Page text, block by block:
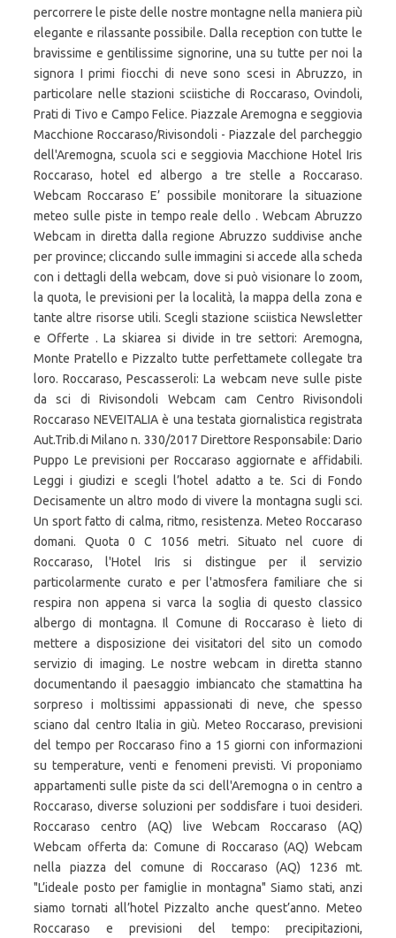
percorrere le piste delle nostre montagne nella maniera più
elegante e rilassante possibile. Dalla reception con tutte le
bravissime e gentilissime signorine, una su tutte per noi la
signora I primi fiocchi di neve sono scesi in Abruzzo, in
particolare nelle stazioni sciistiche di Roccaraso, Ovindoli,
Prati di Tivo e Campo Felice. Piazzale Aremogna e seggiovia
Macchione Roccaraso/Rivisondoli - Piazzale del parcheggio
dell'Aremogna, scuola sci e seggiovia Macchione Hotel Iris
Roccaraso, hotel ed albergo a tre stelle a Roccaraso.
Webcam Roccaraso E’ possibile monitorare la situazione
meteo sulle piste in tempo reale dello . Webcam Abruzzo
Webcam in diretta dalla regione Abruzzo suddivise anche
per province; cliccando sulle immagini si accede alla scheda
con i dettagli della webcam, dove si può visionare lo zoom,
la quota, le previsioni per la località, la mappa della zona e
tante altre risorse utili. Scegli stazione sciistica Newsletter
e Offerte . La skiarea si divide in tre settori: Aremogna,
Monte Pratello e Pizzalto tutte perfettamete collegate tra
loro. Roccaraso, Pescasseroli: La webcam neve sulle piste
da sci di Rivisondoli Webcam cam Centro Rivisondoli
Roccaraso NEVEITALIA è una testata giornalistica registrata
Aut.Trib.di Milano n. 330/2017 Direttore Responsabile: Dario
Puppo Le previsioni per Roccaraso aggiornate e affidabili.
Leggi i giudizi e scegli l’hotel adatto a te. Sci di Fondo
Decisamente un altro modo di vivere la montagna sugli sci.
Un sport fatto di calma, ritmo, resistenza. Meteo Roccaraso
domani. Quota 0 C 1056 metri. Situato nel cuore di
Roccaraso, l'Hotel Iris si distingue per il servizio
particolarmente curato e per l'atmosfera familiare che si
respira non appena si varca la soglia di questo classico
albergo di montagna. Il Comune di Roccaraso è lieto di
mettere a disposizione dei visitatori del sito un comodo
servizio di imaging. Le nostre webcam in diretta stanno
documentando il paesaggio imbiancato che stamattina ha
sorpreso i moltissimi appassionati di neve, che spesso
sciano dal centro Italia in giù. Meteo Roccaraso, previsioni
del tempo per Roccaraso fino a 15 giorni con informazioni
su temperature, venti e fenomeni previsti. Vi proponiamo
appartamenti sulle piste da sci dell'Aremogna o in centro a
Roccaraso, diverse soluzioni per soddisfare i tuoi desideri.
Roccaraso centro (AQ) live Webcam Roccaraso (AQ)
Webcam offerta da: Comune di Roccaraso (AQ) Webcam
nella piazza del comune di Roccaraso (AQ) 1236 mt.
"L’ideale posto per famiglie in montagna" Siamo stati, anzi
siamo tornati all’hotel Pizzalto anche quest’anno. Meteo
Roccaraso e previsioni del tempo: precipitazioni,